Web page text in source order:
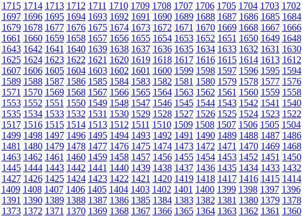
1715 1714 1713 1712 1711 1710 1709 1708 1707 1706 1705 1704 1703 1702
1697 1696 1695 1694 1693 1692 1691 1690 1689 1688 1687 1686 1685 1684
1679 1678 1677 1676 1675 1674 1673 1672 1671 1670 1669 1668 1667 1666
1661 1660 1659 1658 1657 1656 1655 1654 1653 1652 1651 1650 1649 1648
1643 1642 1641 1640 1639 1638 1637 1636 1635 1634 1633 1632 1631 1630
1625 1624 1623 1622 1621 1620 1619 1618 1617 1616 1615 1614 1613 1612
1607 1606 1605 1604 1603 1602 1601 1600 1599 1598 1597 1596 1595 1594
1589 1588 1587 1586 1585 1584 1583 1582 1581 1580 1579 1578 1577 1576
1571 1570 1569 1568 1567 1566 1565 1564 1563 1562 1561 1560 1559 1558
1553 1552 1551 1550 1549 1548 1547 1546 1545 1544 1543 1542 1541 1540
1535 1534 1533 1532 1531 1530 1529 1528 1527 1526 1525 1524 1523 1522
1517 1516 1515 1514 1513 1512 1511 1510 1509 1508 1507 1506 1505 1504
1499 1498 1497 1496 1495 1494 1493 1492 1491 1490 1489 1488 1487 1486
1481 1480 1479 1478 1477 1476 1475 1474 1473 1472 1471 1470 1469 1468
1463 1462 1461 1460 1459 1458 1457 1456 1455 1454 1453 1452 1451 1450
1445 1444 1443 1442 1441 1440 1439 1438 1437 1436 1435 1434 1433 1432
1427 1426 1425 1424 1423 1422 1421 1420 1419 1418 1417 1416 1415 1414
1409 1408 1407 1406 1405 1404 1403 1402 1401 1400 1399 1398 1397 1396
1391 1390 1389 1388 1387 1386 1385 1384 1383 1382 1381 1380 1379 1378
1373 1372 1371 1370 1369 1368 1367 1366 1365 1364 1363 1362 1361 1360